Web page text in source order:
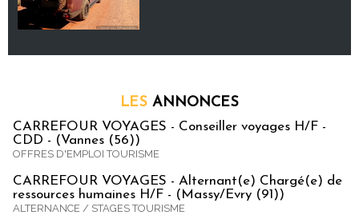
LES ANNONCES
CARREFOUR VOYAGES - Conseiller voyages H/F -
CDD - (Vannes (56))
OFFRES D'EMPLOI TOURISME
CARREFOUR VOYAGES - Alternant(e) Chargé(e) de
ressources humaines H/F - (Massy/Evry (91))
ALTERNANCE / STAGES TOURISME